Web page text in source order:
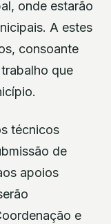
onde estarão
A estes
consoante
que
técnicos
de
apoios
e